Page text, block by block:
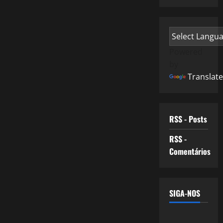
Translate
RSS - Posts
RSS -
Comentários
SIGA-NOS